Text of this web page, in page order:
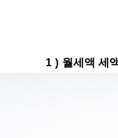
1 ) 월세액 세